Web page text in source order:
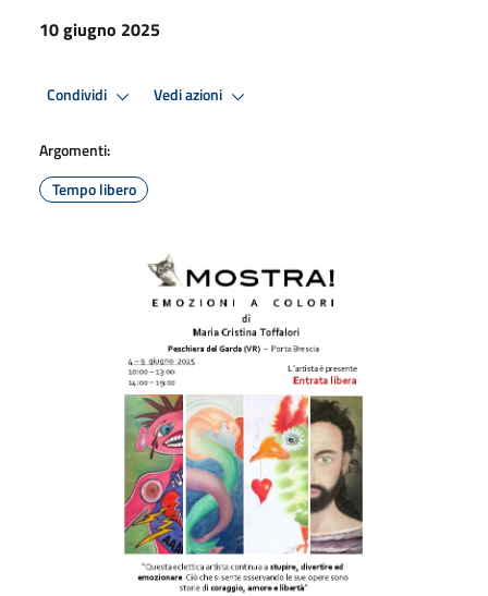
10 giugno 2025
Condividi Vedi azioni
Argomenti:
Tempo libero